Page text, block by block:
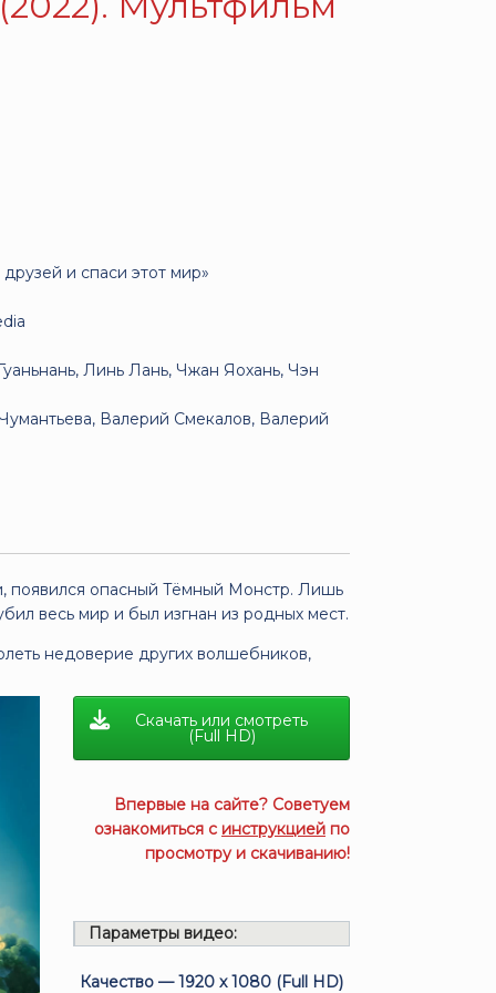
и спаси этот мир»
Линь Лань, Чжан Яохань, Чэн
Валерий Смекалов, Валерий
появился опасный Тёмный Монстр. Лишь
весь мир и был изгнан из родных мест.
недоверие других волшебников,
Скачать или смотреть
(Full HD)
Впервые на сайте? Советуем
ознакомиться с инструкцией по
просмотру и скачиванию!
Параметры видео:
Качество — 1920 x 1080 (Full HD)